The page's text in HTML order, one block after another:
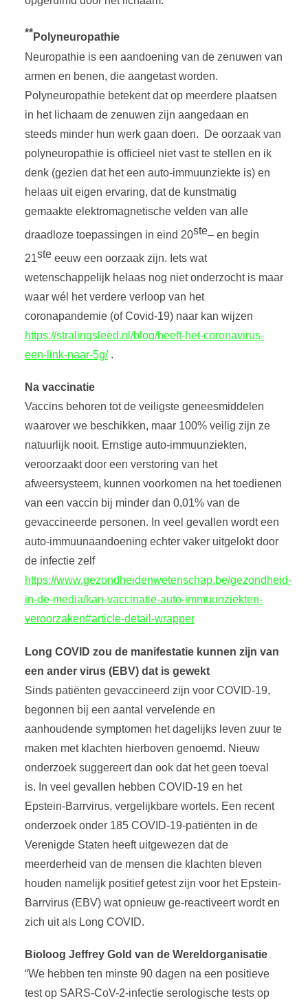
**Polyneuropathie
Neuropathie is een aandoening van de zenuwen van
armen en benen, die aangetast worden.
Polyneuropathie betekent dat op meerdere plaatsen
in het lichaam de zenuwen zijn aangedaan en
steeds minder hun werk gaan doen. De oorzaak van
polyneuropathie is officieel niet vast te stellen en ik
denk (gezien dat het een auto-immuunziekte is) en
helaas uit eigen ervaring, dat de kunstmatig
gemaakte elektromagnetische velden van alle
draadloze toepassingen in eind 20ste– en begin
21steeeuw een oorzaak zijn. Iets wat
wetenschappelijk helaas nog niet onderzocht is maar
waar wél het verdere verloop van het
coronapandemie (of Covid-19) naar kan wijzen
https://stralingsleed.nl/blog/heeft-het-coronavirus-
een-link-naar-5g/.
Na vaccinatie
Vaccins behoren tot de veiligste geneesmiddelen
waarover we beschikken, maar 100% veilig zijn ze
natuurlijk nooit. Ernstige auto-immuunziekten,
veroorzaakt door een verstoring van het
afweersysteem, kunnen voorkomen na het toedienen
van een vaccin bij minder dan 0,01% van de
gevaccineerde personen. In veel gevallen wordt een
auto-immuunaandoening echter vaker uitgelokt door
de infectie zelf
https://www.gezondheidenwetenschap.be/gezondheid-
in-de-media/kan-vaccinatie-auto-immuunziekten-
veroorzaken#article-detail-wrapper
Long COVID zou de manifestatie kunnen zijn van
een ander virus (EBV) dat is gewekt
Sinds patiënten gevaccineerd zijn voor COVID-19,
begonnen bij een aantal vervelende en
aanhoudende symptomen het dagelijks leven zuur te
maken met klachten hierboven genoemd. Nieuw
onderzoek suggereert dan ook dat het geen toeval
is. In veel gevallen hebben COVID-19 en het
Epstein-Barrvirus, vergelijkbare wortels. Een recent
onderzoek onder 185 COVID-19-patiënten in de
Verenigde Staten heeft uitgewezen dat de
meerderheid van de mensen die klachten bleven
houden namelijk positief getest zijn voor het Epstein-
Barrvirus (EBV) wat opnieuw ge-reactiveert wordt en
zich uit als Long COVID.
Bioloog Jeffrey Gold van de Wereldorganisatie
“We hebben ten minste 90 dagen na een positieve
test op SARS-CoV-2-infectie serologische tests op